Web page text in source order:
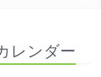
レンダー